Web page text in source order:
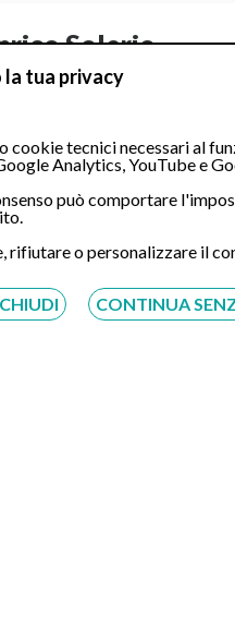
tua privacy
cookie tecnici necessari al
Analytics, YouTube e
può comportare
rifiutare o personalizzare il
CONTINUA
Solerio
Gastroenterologia ed
la Colonscopia Ro[…]